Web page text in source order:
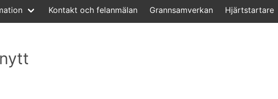
Kontakt och felanmälan Grannsamverkan Hjärtstartare